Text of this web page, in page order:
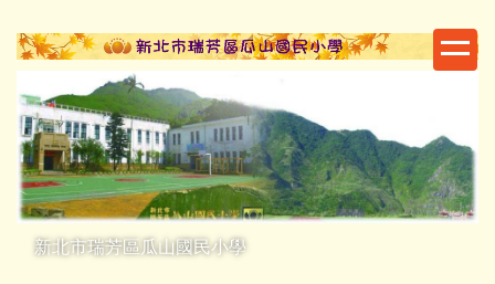
到
主
要
內
容
區
新北市瑞芳區瓜山國民小學